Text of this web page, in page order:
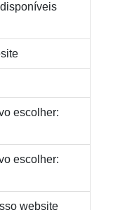
escolher:
escolher:
website